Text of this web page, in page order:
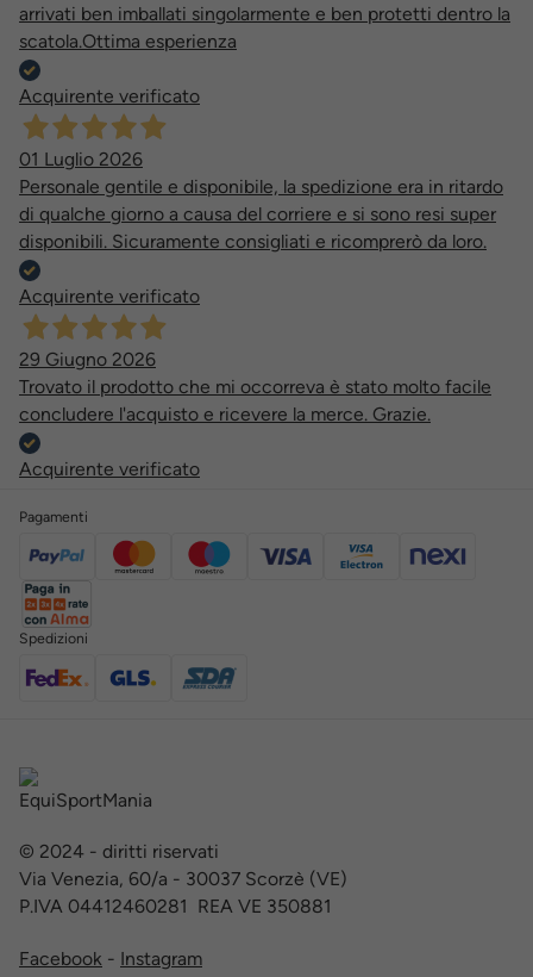
arrivati ben imballati singolarmente e ben protetti dentro la
scatola.Ottima esperienza
Acquirente verificato
01 Luglio 2026
Personale gentile e disponibile, la spedizione era in ritardo
di qualche giorno a causa del corriere e si sono resi super
disponibili. Sicuramente consigliati e ricomprerò da loro.
Acquirente verificato
29 Giugno 2026
Trovato il prodotto che mi occorreva è stato molto facile
concludere l'acquisto e ricevere la merce. Grazie.
Acquirente verificato
Pagamenti
Spedizioni
© 2024 - diritti riservati
Via Venezia, 60/a - 30037 Scorzè (VE)
P.IVA 04412460281 REA VE 350881
Facebook - Instagram